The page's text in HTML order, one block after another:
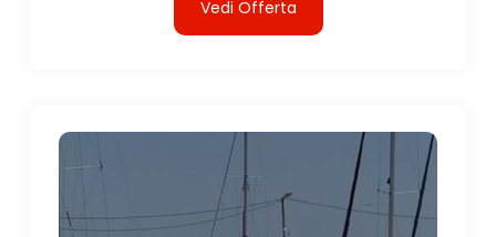
Vedi Offerta